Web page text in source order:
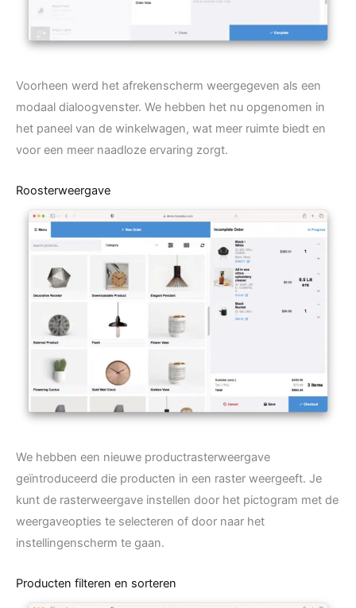
Voorheen werd het afrekenscherm weergegeven als een
modaal dialoogvenster. We hebben het nu opgenomen in
het paneel van de winkelwagen, wat meer ruimte biedt en
voor een meer naadloze ervaring zorgt.
Roosterweergave
We hebben een nieuwe productrasterweergave
geïntroduceerd die producten in een raster weergeeft. Je
kunt de rasterweergave instellen door het pictogram met de
weergaveopties te selecteren of door naar het
instellingenscherm te gaan.
Producten filteren en sorteren